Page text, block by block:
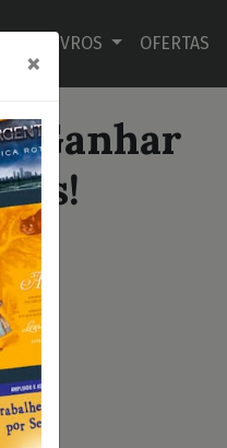
LIVROS OFERTAS
Ganhar
×